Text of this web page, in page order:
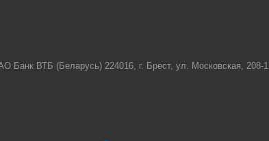
Банк ВТБ (Беларусь) 224016, г. Брест, ул. Московская,